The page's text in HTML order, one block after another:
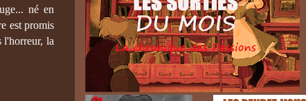
né en
est promis
l'horreur, la